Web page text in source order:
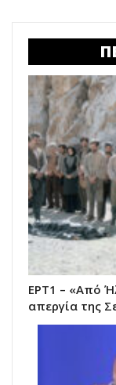
ΕΡΤ1 – «Από
απεργία της